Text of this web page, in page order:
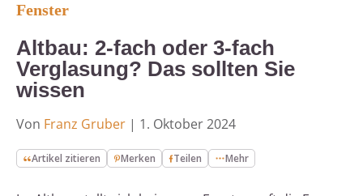
Fenster
Altbau: 2-fach oder 3-fach
Verglasung? Das sollten Sie
wissen
Von Franz Gruber | 1. Oktober 2024
Artikel zitieren Merken Teilen Mehr